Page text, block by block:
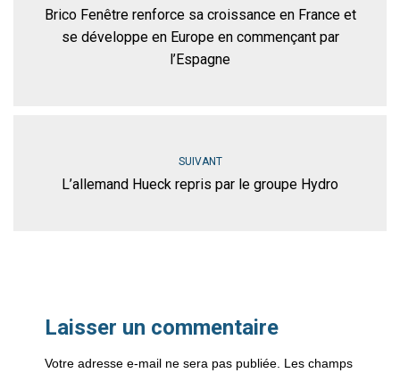
Brico Fenêtre renforce sa croissance en France et
se développe en Europe en commençant par
l’Espagne
SUIVANT
L’allemand Hueck repris par le groupe Hydro
Laisser un commentaire
Votre adresse e-mail ne sera pas publiée. Les champs